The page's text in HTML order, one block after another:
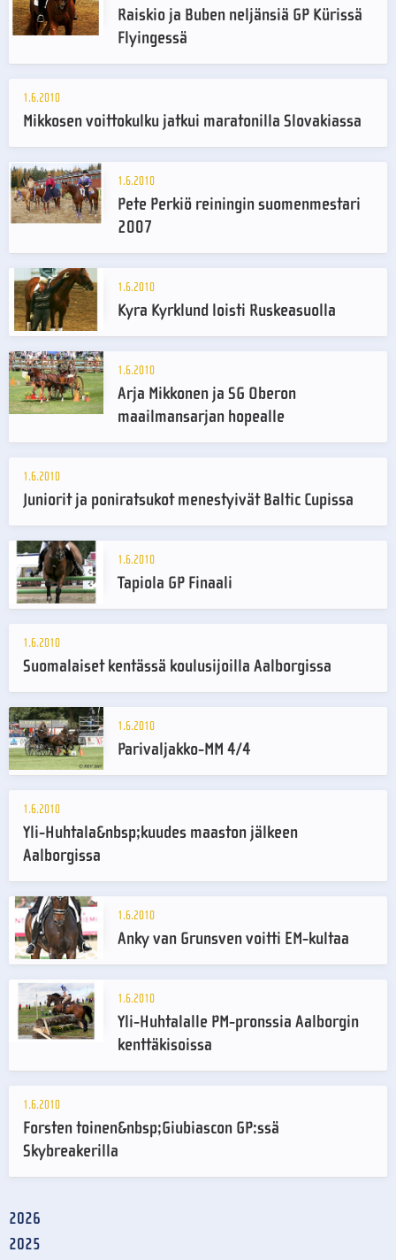
Raiskio ja Buben neljänsiä GP Kürissä
Flyingessä
1.6.2010
Mikkosen voittokulku jatkui maratonilla Slovakiassa
1.6.2010
Pete Perkiö reiningin suomenmestari
2007
1.6.2010
Kyra Kyrklund loisti Ruskeasuolla
1.6.2010
Arja Mikkonen ja SG Oberon
maailmansarjan hopealle
1.6.2010
Juniorit ja poniratsukot menestyivät Baltic Cupissa
1.6.2010
Tapiola GP Finaali
1.6.2010
Suomalaiset kentässä koulusijoilla Aalborgissa
1.6.2010
Parivaljakko-MM 4/4
1.6.2010
Yli-Huhtala&nbsp;kuudes maaston jälkeen
Aalborgissa
1.6.2010
Anky van Grunsven voitti EM-kultaa
1.6.2010
Yli-Huhtalalle PM-pronssia Aalborgin
kenttäkisoissa
1.6.2010
Forsten toinen&nbsp;Giubiascon GP:ssä
Skybreakerilla
2026
2025